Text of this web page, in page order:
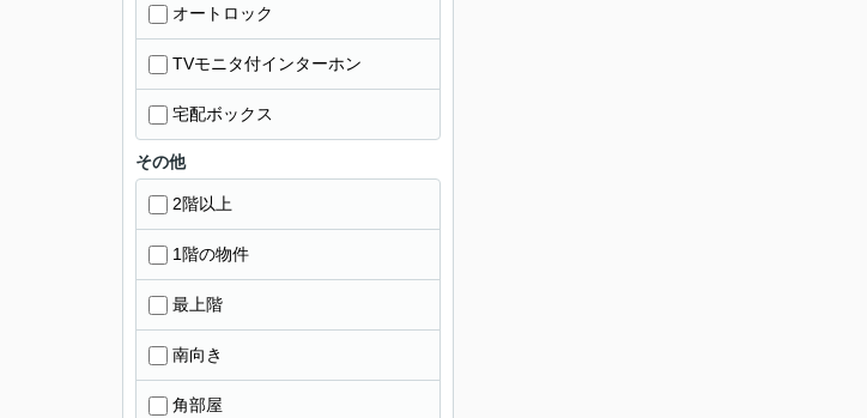
オートロック
TVモニタ付インターホン
宅配ボックス
その他
2階以上
1階の物件
最上階
南向き
角部屋